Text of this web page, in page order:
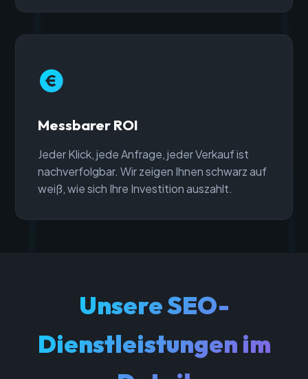
Messbarer ROI
Jeder Klick, jede Anfrage, jeder Verkauf ist
nachverfolgbar. Wir zeigen Ihnen schwarz auf
weiß, wie sich Ihre Investition auszahlt.
Unsere SEO-
Dienstleistungen im